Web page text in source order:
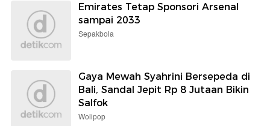
Emirates Tetap Sponsori Arsenal
sampai 2033
Sepakbola
Gaya Mewah Syahrini Bersepeda di
Bali, Sandal Jepit Rp 8 Jutaan Bikin
Salfok
Wolipop